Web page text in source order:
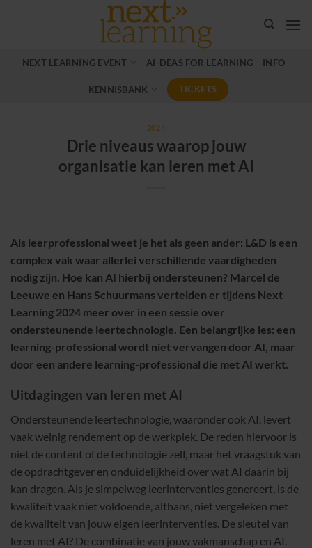
NEXT LEARNING EVENT AI-DEAS FOR LEARNING INFO
KENNISBANK TICKETS
2024
Drie niveaus waarop jouw
organisatie kan leren met AI
Als leerprofessional weet je het als geen ander: L&D is een
complex vak waar allerlei verschillende vaardigheden
nodig zijn. Hoe kan AI hierbij ondersteunen? Marcel de
Leeuwe en Hans Schuurmans vertelden er tijdens Next
Learning 2024 meer over in een sessie over
ondersteunende leertechnologie. Een belangrijke les: een
learning-professional wordt niet vervangen door AI, maar
door een andere learning-professional die met AI werkt.
Uitdagingen van leren met AI
Ondersteunende leertechnologie, waaronder ook AI, levert
vaak weinig rendement op de werkplek. De reden hiervoor is
niet de content of de technologie zelf, maar het vraagstuk van
de opdrachtgever en onduidelijkheid over wat AI daarin bij
kan dragen. Als je simpelweg leerinterventies genereert, is de
kwaliteit vaak niet voldoende, althans, niet vergeleken met
de kwaliteit van jouw eigen leerinterventies. De sleutel van
leren met AI? De combinatie van jouw vakmanschap en AI.